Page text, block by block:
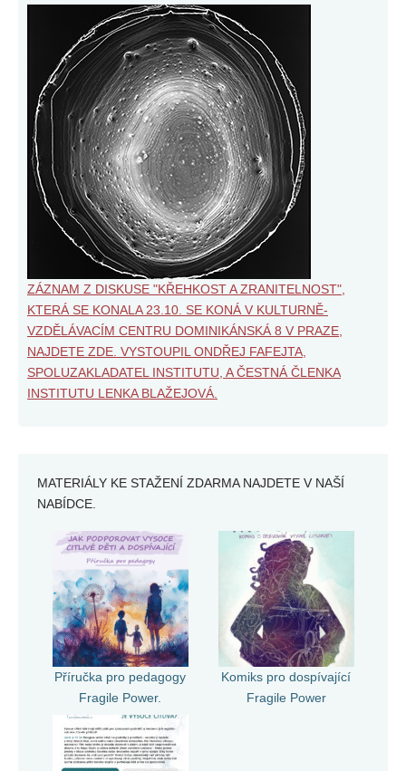
ZÁZNAM Z DISKUSE "KŘEHKOST A ZRANITELNOST",
KTERÁ SE KONALA 23.10. SE KONÁ V KULTURNĚ-
VZDĚLÁVACÍM CENTRU DOMINIKÁNSKÁ 8 V PRAZE,
NAJDETE ZDE. VYSTOUPIL ONDŘEJ FAFEJTA,
SPOLUZAKLADATEL INSTITUTU, A ČESTNÁ ČLENKA
INSTITUTU LENKA BLAŽEJOVÁ.
MATERIÁLY KE STAŽENÍ ZDARMA NAJDETE V NAŠÍ
NABÍDCE.
Příručka pro pedagogy
Fragile Power.
Komiks pro dospívající
Fragile Power